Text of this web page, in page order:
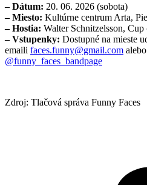
– Dátum: 20. 06. 2026 (sobota)
– Miesto: Kultúrne centrum Arta,
– Hostia: Walter Schnitzelsson, Cup
– Vstupenky: Dostupné na mieste
emaili faces.funny@gmail.com
@funny_faces_bandpage
Zdroj: Tlačová správa Funny Faces